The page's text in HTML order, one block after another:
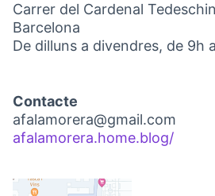
Carrer del Cardenal
Barcelona
De dilluns a divendres, de 9h
Contacte
afalamorera@gmail.com
afalamorera.home.blog/